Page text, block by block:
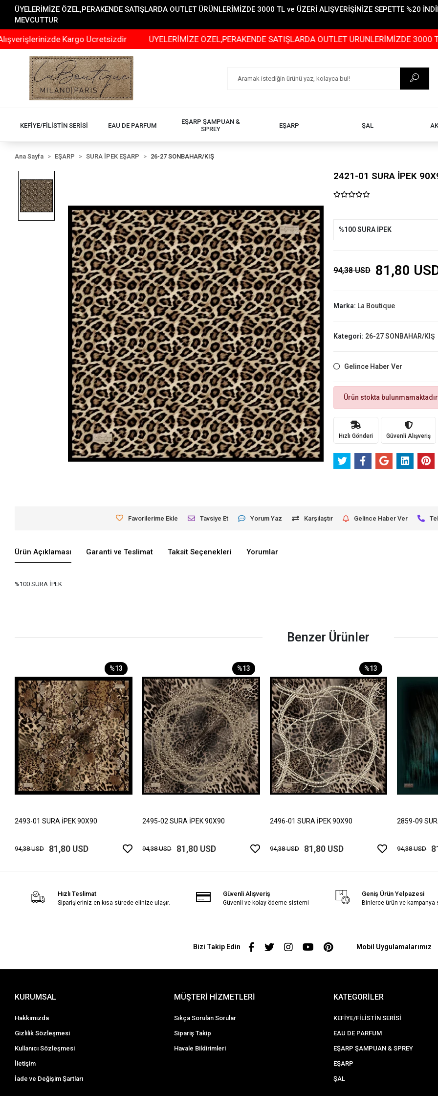
ÜYELERİMİZE ÖZEL,PERAKENDE SATIŞLARDA OUTLET ÜRÜNLERİMİZDE 3000 TL ve ÜZERİ ALIŞVERİŞİNİZE SEPETTE %20
MEVCUTTUR
Kargo Ücretsizdir ÜYELERİMİZE ÖZEL,PERAKENDE SATIŞLARDA OUTLET ÜRÜNLERİMİZDE 3000 TL ve
KEFİYE/FİLİSTİN SERİSİ EAU DE PARFUM
EŞARP ŞAMPUAN &
SPREY
EŞARP ŞAL
Ana Sayfa EŞARP SURA İPEK EŞARP 26-27 SONBAHAR/KIŞ
2421-01 SURA İPEK
%100 SURA İPEK
94,38 USD 81,80
Marka: La Boutique
Kategori: 26-27 SONBAHAR/KIŞ
Gelince Haber Ver
Ürün stokta bulunmamaktadır.
Hızlı Gönderi Güvenli Alışveriş
Favorilerime Ekle Tavsiye Et Yorum Yaz Karşılaştır Gelince Haber Ver
Ürün Açıklaması Garanti ve Teslimat Taksit Seçenekleri Yorumlar
%100 SURA İPEK
Benzer Ürünler
%13
2493-01 SURA İPEK 90X90
94,38 USD 81,80 USD
%13
2495-02 SURA İPEK 90X90
94,38 USD 81,80 USD
%13
2496-01 SURA İPEK 90X90
94,38 USD 81,80 USD
2859-09
94,38 USD
Hızlı Teslimat
Siparişleriniz en kısa sürede elinize ulaşır.
Güvenli Alışveriş
Güvenli ve kolay ödeme sistemi
Geniş Ürün Yelpazesi
Binlerce ürün ve kampanya
Bizi Takip Edin Mobil Uygulamalarımız
KURUMSAL
Hakkımızda
Gizlilik Sözleşmesi
Kullanıcı Sözleşmesi
İletişim
İade ve Değişim Şartları
MÜŞTERİ HİZMETLERİ
Sıkça Sorulan Sorular
Sipariş Takip
Havale Bildirimleri
KATEGORİLER
KEFİYE/FİLİSTİN SERİSİ
EAU DE PARFUM
EŞARP ŞAMPUAN & SPREY
EŞARP
ŞAL